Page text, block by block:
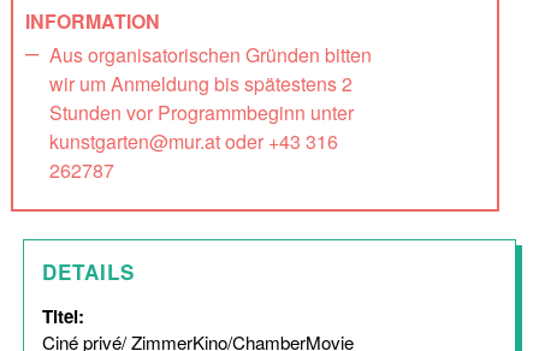
INFORMATION
Aus organisatorischen Gründen bitten
wir um Anmeldung bis spätestens 2
Stunden vor Programmbeginn unter
kunstgarten@mur.at oder +43 316
262787
DETAILS
Titel:
Ciné privé/ ZimmerKino/ChamberMovie